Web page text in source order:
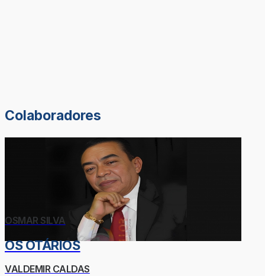
Colaboradores
OSMAR SILVA
OS OTÁRIOS
VALDEMIR CALDAS